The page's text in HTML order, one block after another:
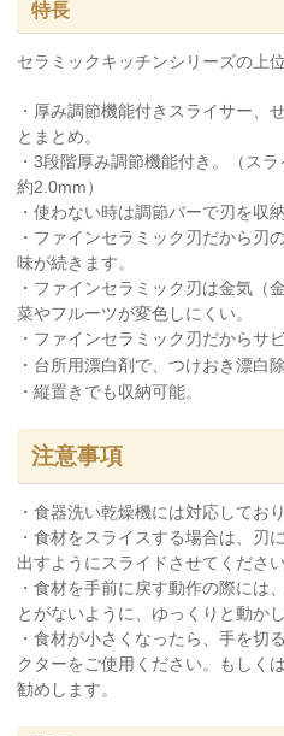
特長
セラミックキッチンシリーズの上
・厚み調節機能付きスライサー、
とまとめ。
・3段階厚み調節機能付き。（ス
約2.0mm）
・使わない時は調節バーで刃を収
・ファインセラミック刃だから刃
味が続きます。
・ファインセラミック刃は金気（
菜やフルーツが変色しにくい。
・ファインセラミック刃だからサ
・台所用漂白剤で、つけおき漂白除
・縦置きでも収納可能。
注意事項
・食器洗い乾燥機には対応してお
・食材をスライスする場合は、刃
出すようにスライドさせてください
・食材を手前に戻す動作の際には
とがないように、ゆっくりと動か
・食材が小さくなったら、手を切
クターをご使用ください。もしく
勧めします。